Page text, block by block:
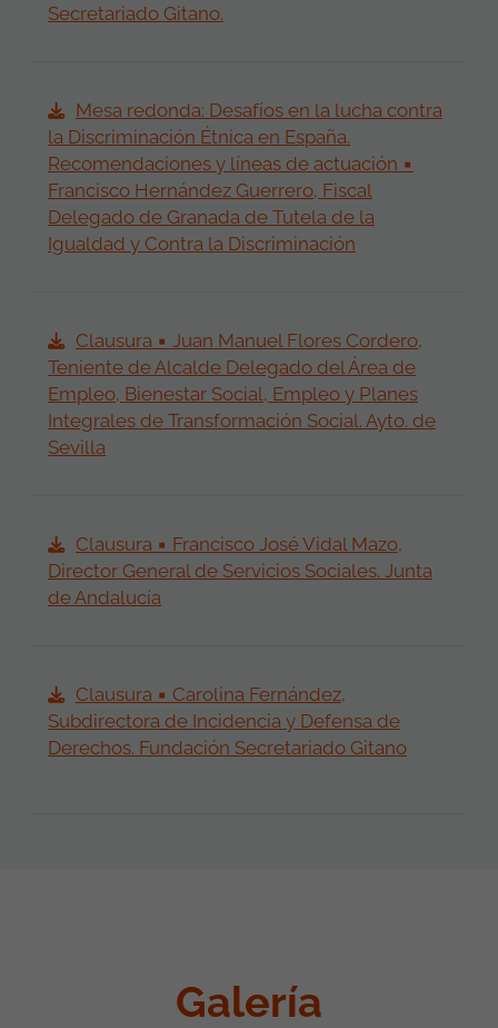
Secretariado Gitano.
Mesa redonda: Desafíos en la lucha contra
la Discriminación Étnica en España.
Recomendaciones y líneas de actuación ▪
Francisco Hernández Guerrero, Fiscal
Delegado de Granada de Tutela de la
Igualdad y Contra la Discriminación
Clausura ▪ Juan Manuel Flores Cordero,
Teniente de Alcalde Delegado del Área de
Empleo, Bienestar Social, Empleo y Planes
Integrales de Transformación Social. Ayto. de
Sevilla
Clausura ▪ Francisco José Vidal Mazo,
Director General de Servicios Sociales. Junta
de Andalucía
Clausura ▪ Carolina Fernández,
Subdirectora de Incidencia y Defensa de
Derechos. Fundación Secretariado Gitano
Galería